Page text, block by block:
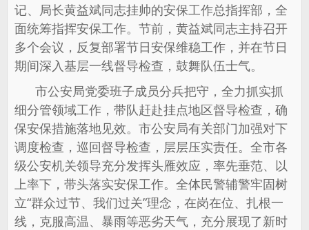
记、局长黄益斌同志挂帅的安保工作总指挥部，全
面统筹指挥安保工作。节前，黄益斌同志主持召开
多个会议，反复部署节日安保维稳工作，并在节日
期间深入基层一线督导检查，鼓舞队伍士气。
市公安局党委班子成员分兵把守，全力抓实抓
细分管领域工作，带队赶赴挂点地区督导检查，确
保安保措施落地见效。市公安局有关部门加强对下
调度检查，巡回督导检查，层层压实责任。全市各
级公安机关领导充分发挥头雁效应，率先垂范、以
上率下，带头落实安保工作。全体民警辅警牢固树
立“群众过节、我们过关”理念，在岗在位、扎根一
线，克服高温、暴雨等恶劣天气，充分展现了新时